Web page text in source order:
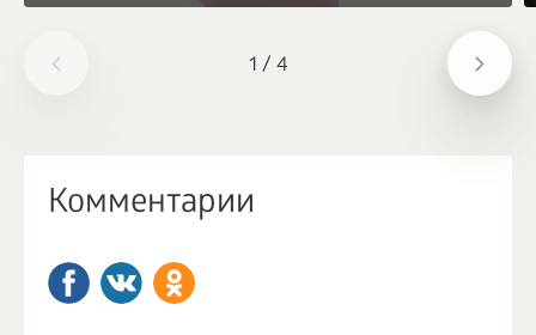
1 / 4
Комментарии